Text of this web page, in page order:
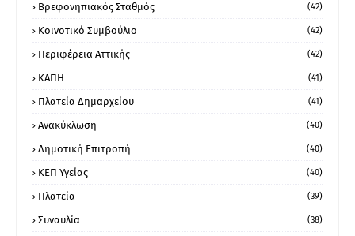
Βρεφονηπιακός Σταθμός (42)
Κοινοτικό Συμβούλιο (42)
Περιφέρεια Αττικής (42)
ΚΑΠΗ (41)
Πλατεία Δημαρχείου (41)
Ανακύκλωση (40)
Δημοτική Επιτροπή (40)
ΚΕΠ Υγείας (40)
Πλατεία (39)
Συναυλία (38)